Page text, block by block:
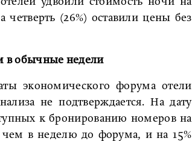
(26%) оставили цены без
в обычные недели
экономического форума отели
не подтверждается. На дату
к бронированию номеров на
в неделю до форума, и на 15%